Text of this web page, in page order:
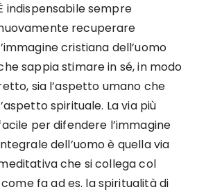
indispensabile sempre
recuperare
cristiana dell’uomo
sappia stimare in sé, in modo
sia l’aspetto umano che
spirituale. La via più
per difendere l’immagine
dell’uomo è quella via
che si collega col
fa ad es. la spiritualità di